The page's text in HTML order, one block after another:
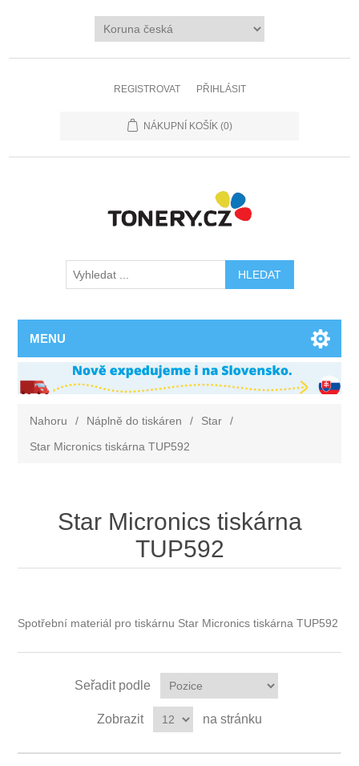
REGISTROVAT PŘIHLÁSIT
NÁKUPNÍ KOŠÍK (0)
MENU
Nahoru / Náplně do tiskáren / Star
/
Star Micronics tiskárna TUP592
Star Micronics tiskárna
TUP592
Spotřební materiál pro tiskárnu Star Micronics tiskárna TUP592
Seřadit podle
Zobrazit na stránku